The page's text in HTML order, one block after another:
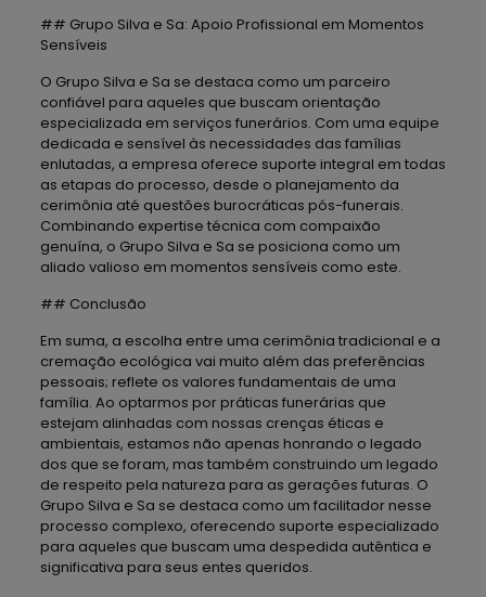
## Grupo Silva e Sa: Apoio Profissional em Momentos
Sensíveis
O Grupo Silva e Sa se destaca como um parceiro
confiável para aqueles que buscam orientação
especializada em serviços funerários. Com uma equipe
dedicada e sensível às necessidades das famílias
enlutadas, a empresa oferece suporte integral em todas
as etapas do processo, desde o planejamento da
cerimônia até questões burocráticas pós-funerais.
Combinando expertise técnica com compaixão
genuína, o Grupo Silva e Sa se posiciona como um
aliado valioso em momentos sensíveis como este.
## Conclusão
Em suma, a escolha entre uma cerimônia tradicional e a
cremação ecológica vai muito além das preferências
pessoais; reflete os valores fundamentais de uma
família. Ao optarmos por práticas funerárias que
estejam alinhadas com nossas crenças éticas e
ambientais, estamos não apenas honrando o legado
dos que se foram, mas também construindo um legado
de respeito pela natureza para as gerações futuras. O
Grupo Silva e Sa se destaca como um facilitador nesse
processo complexo, oferecendo suporte especializado
para aqueles que buscam uma despedida autêntica e
significativa para seus entes queridos.